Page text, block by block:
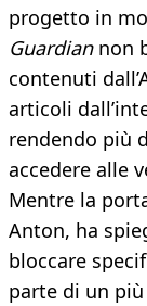
progetto in
Guardiannon
contenuti
articoli
rendendo più
accedere alle
Mentre la
Anton, ha
bloccare
parte di un